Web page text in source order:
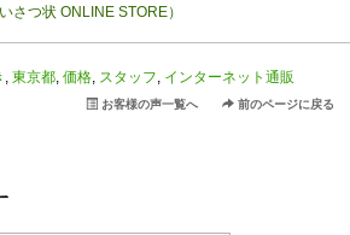
さつ状 ONLINE STORE）
, 東京都, 価格, スタッフ, インターネット通販
お客様の声一覧へ 前のページに戻る